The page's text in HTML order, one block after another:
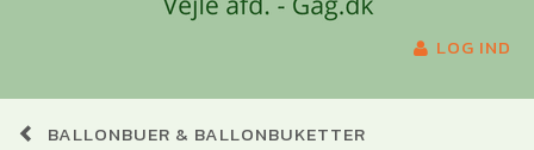
LOG IND
BALLONBUER & BALLONBUKETTER